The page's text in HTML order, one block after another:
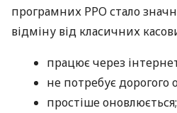
програмних РРО стало
відміну від класичних
працює через
не потребує дорогого
простіше оновлюється;